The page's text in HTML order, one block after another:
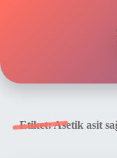
Etiket:Asetik asit